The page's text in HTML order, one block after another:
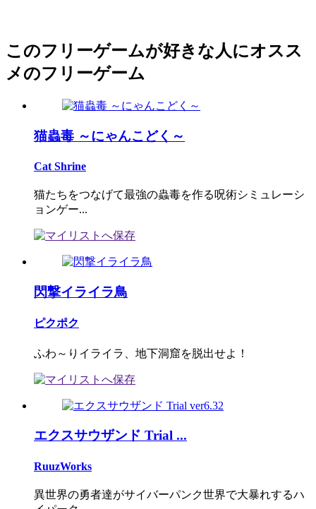
このフリーゲームが好きな人にオスス
メのフリーゲーム
猫蟲毒 ～にゃんこどく～
Cat Shrine
猫たちをつなげて最強の蟲毒を作る呪術シミュレーシ
ョンゲー...
閃撃イライラ鳥
ピクポク
ふわ～りイライラ、地下洞窟を脱出せよ！
エクスサウザンド Trial ...
RuuzWorks
異世界の勇者達がサイバーパンク世界で大暴れするハ